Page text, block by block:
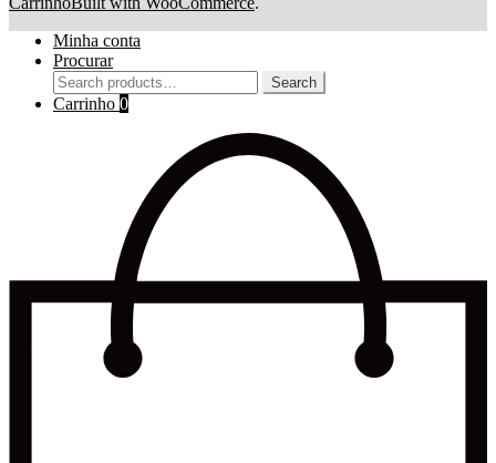
Minha conta
Procurar
Search
for:
Search
Carrinho 0